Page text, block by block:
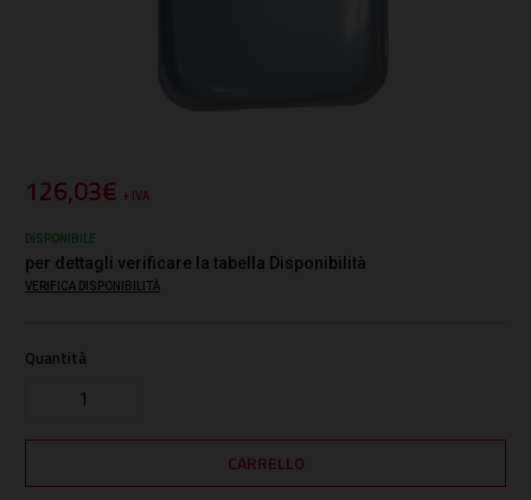
126,03€ + IVA
DISPONIBILE
per dettagli verificare la tabella Disponibilità
VERIFICA DISPONIBILITÀ
Quantità